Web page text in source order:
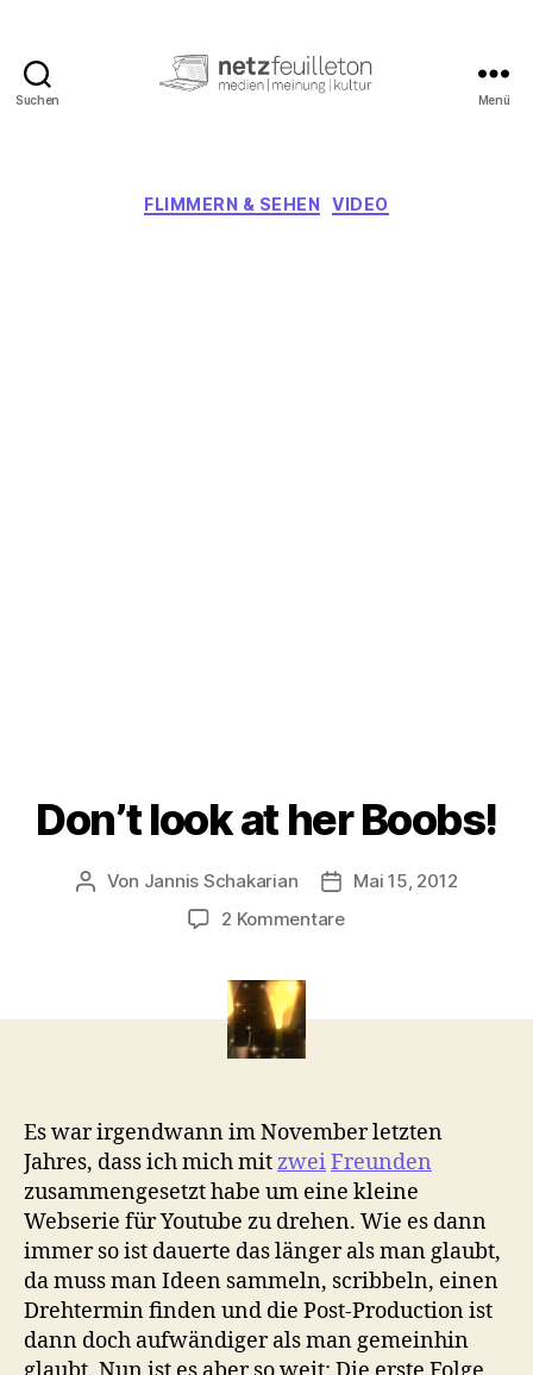
Suchen Menü
Kategorien
FLIMMERN & SEHEN VIDEO
Don’t look at her Boobs!
Beitragsautor
Von Jannis Schakarian
Mai 15, 2012
2 Kommentarezu
her
Es war irgendwann im November letzten
Jahres, dass ich mich mitzweiFreunden
zusammengesetzt habe um eine kleine
Webserie für Youtube zu drehen. Wie es dann
immer so ist dauerte das länger als man glaubt,
da muss man Ideen sammeln, scribbeln, einen
Drehtermin finden und die Post-Production ist
dann doch aufwändiger als man gemeinhin